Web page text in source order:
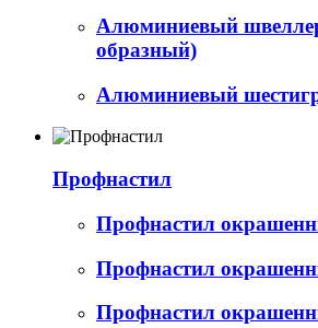
Алюминиевый
образный)
Алюминиевый
Профнастил
Профнастил
Профнастил
Профнастил